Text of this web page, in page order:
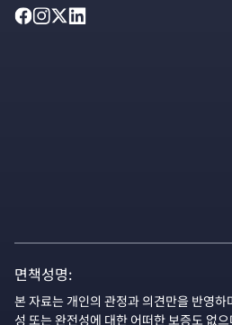
면책성명:
본 자료는 개인의 관정과 의견만을 반영
성 또는 완전성에 대한 어떠한 보증도 없